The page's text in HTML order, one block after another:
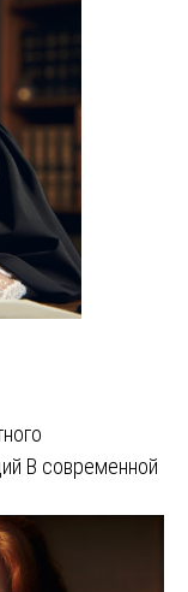
В современной